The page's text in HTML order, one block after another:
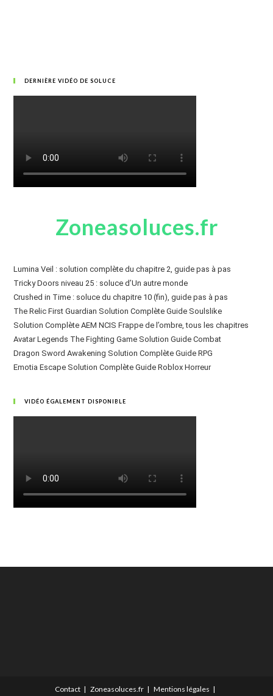
DERNIÈRE VIDÉO DE SOLUCE
Zoneasoluces.fr
Lumina Veil : solution complète du chapitre 2, guide pas à pas
Tricky Doors niveau 25 : soluce d’Un autre monde
Crushed in Time : soluce du chapitre 10 (fin), guide pas à pas
The Relic First Guardian Solution Complète Guide Soulslike
Solution Complète AEM NCIS Frappe de l’ombre, tous les chapitres
Avatar Legends The Fighting Game Solution Guide Combat
Dragon Sword Awakening Solution Complète Guide RPG
Emotia Escape Solution Complète Guide Roblox Horreur
VIDÉO ÉGALEMENT DISPONIBLE
Contact Zoneasoluces.fr Mentions légales